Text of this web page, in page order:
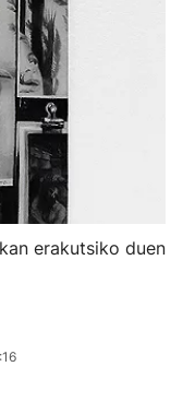
erakutsiko duen